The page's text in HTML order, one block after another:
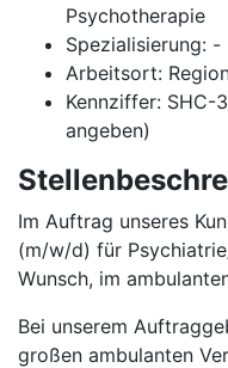
Psychotherapie
Spezialisierung:
Arbeitsort:
Kennziffer: SHC-
angeben)
Im Auftrag unseres
(m/w/d) für
Wunsch, im
Bei unserem
großen ambulanten